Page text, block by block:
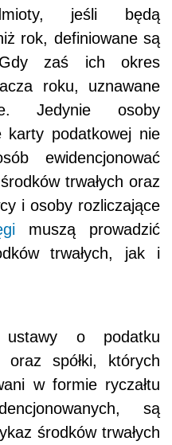
jeśli będą
rok, definiowane są
zaś ich okres
roku, uznawane
Jedynie osoby
karty podatkowej nie
ewidencjonować
trwałych oraz
i osoby rozliczające
muszą prowadzić
trwałych, jak i
o podatku
oraz spółki, których
w formie ryczałtu
są
środków trwałych